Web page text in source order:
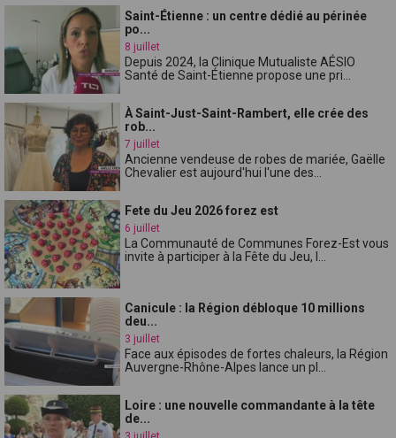
Saint-Étienne : un centre dédié au périnée
po...
8 juillet
Depuis 2024, la Clinique Mutualiste AÉSIO
Santé de Saint-Étienne propose une pri...
À Saint-Just-Saint-Rambert, elle crée des
rob...
7 juillet
Ancienne vendeuse de robes de mariée, Gaëlle
Chevalier est aujourd'hui l'une des...
Fete du Jeu 2026 forez est
6 juillet
La Communauté de Communes Forez-Est vous
invite à participer à la Fête du Jeu, l...
Canicule : la Région débloque 10 millions
deu...
3 juillet
Face aux épisodes de fortes chaleurs, la Région
Auvergne-Rhône-Alpes lance un pl...
Loire : une nouvelle commandante à la tête
de...